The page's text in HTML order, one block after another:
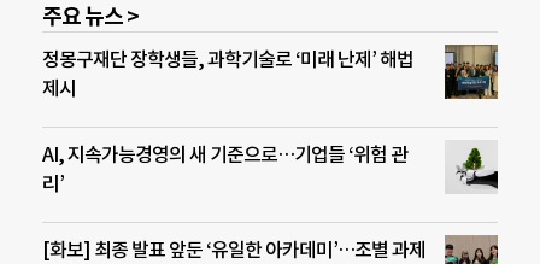
주요 뉴스 >
정몽구재단 장학생들, 과학기술로 ‘미래 난제’ 해법
제시
AI, 지속가능경영의 새 기준으로…기업들 ‘위험 관
리’
[화보] 최종 발표 앞둔 ‘유일한 아카데미’…조별 과제